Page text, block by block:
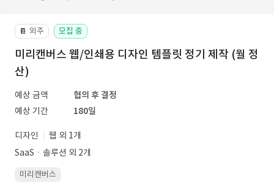
📔 외주 모집 중
미리캔버스 웹/인쇄용 디자인 템플릿 정기 제작 (월 정
산)
예상 금액
협의 후 결정
예상 기간
180일
디자인
웹 외 1개
SaaSㆍ솔루션 외 2개
미리캔버스